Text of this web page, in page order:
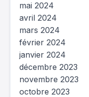
mai 2024
avril 2024
mars 2024
février 2024
janvier 2024
décembre 2023
novembre 2023
octobre 2023